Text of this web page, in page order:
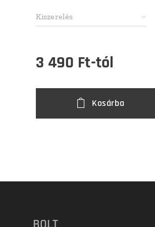
Kiszerelés
3 490 Ft-tól
Kosárba